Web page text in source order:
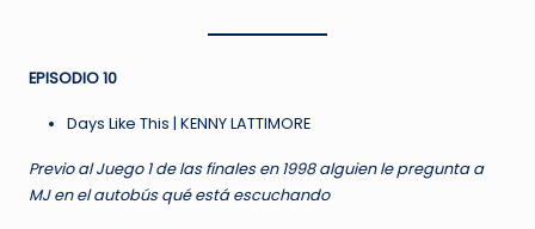
EPISODIO 10
Days Like This | KENNY LATTIMORE
Previo al Juego 1 de las finales en 1998 alguien le pregunta a
MJ en el autobús qué está escuchando